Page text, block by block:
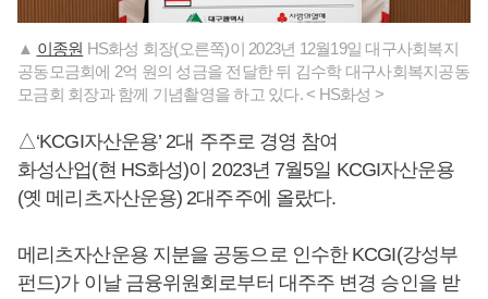
▲ 이종원 HS화성 회장(오른쪽)이 2023년 12월19일 대구사회복지
공동모금회에 2억 원의 성금을 전달한 뒤 김수학 대구사회복지공동
모금회 회장과 함께 기념촬영을 하고 있다. < HS화성 >
△‘KCGI자산운용’ 2대 주주로 경영 참여
화성산업(현 HS화성)이 2023년 7월5일 KCGI자산운용
(옛 메리츠자산운용) 2대주주에 올랐다.
메리츠자산운용 지분을 공동으로 인수한 KCGI(강성부
펀드)가 이날 금융위원회로부터 대주주 변경 승인을 받